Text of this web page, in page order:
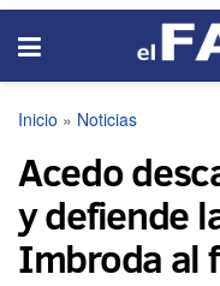
Inicio » Noticias
Acedo
y defiende
Imbroda al